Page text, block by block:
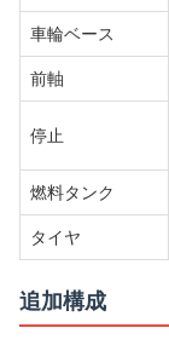
車輪ベース
前軸
停止
燃料タンク
タイヤ
追加構成